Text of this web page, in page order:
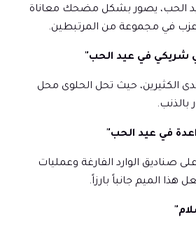
الحب، يصور بشكل مضحك معاناة
في مجموعة من المرتبطين.
الكثيرين، حيث تحل الحلوى محل
بالذنب.
صناديق الوارد الفارغة وعمليات
هذا الميم جانباً بارزاً.